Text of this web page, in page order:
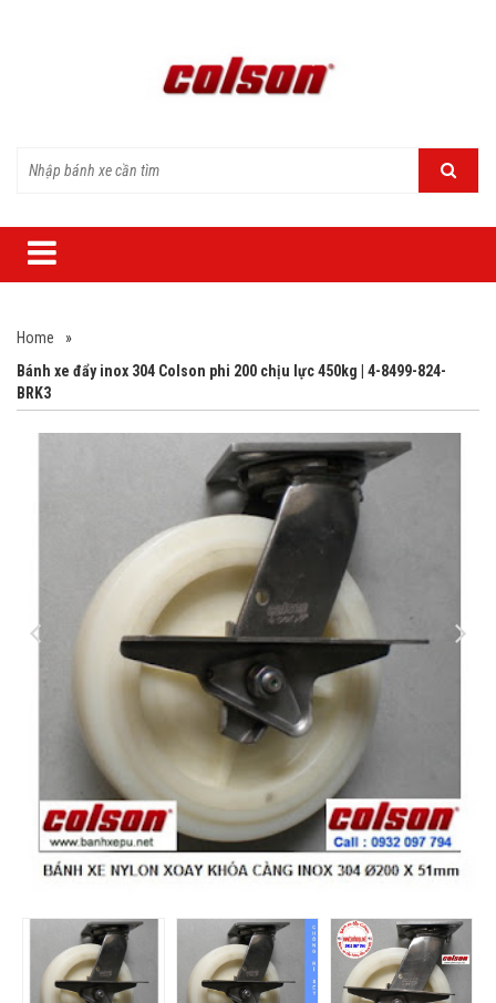
Home
»
Bánh xe đẩy inox 304 Colson phi 200 chịu lực 450kg | 4-8499-824-
BRK3